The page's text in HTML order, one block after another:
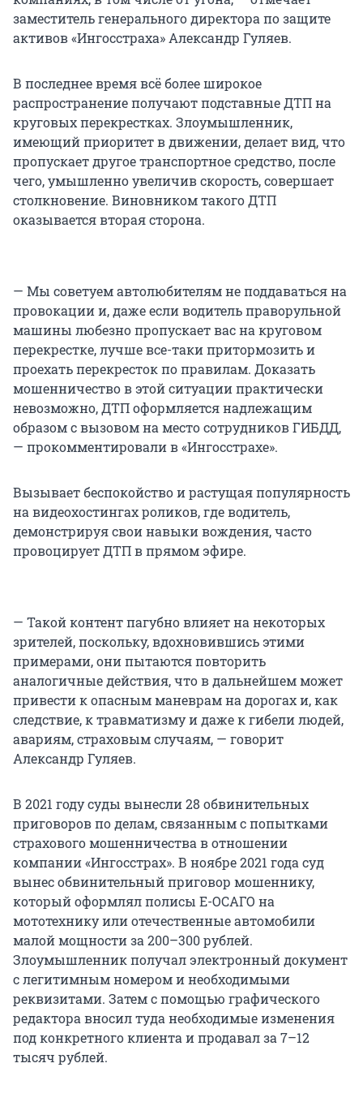
заместитель генерального директора по защите
активов «Ингосстраха» Александр Гуляев.
В последнее время всё более широкое
распространение получают подставные ДТП на
круговых перекрестках. Злоумышленник,
имеющий приоритет в движении, делает вид, что
пропускает другое транспортное средство, после
чего, умышленно увеличив скорость, совершает
столкновение. Виновником такого ДТП
оказывается вторая сторона.
— Мы советуем автолюбителям не поддаваться на
провокации и, даже если водитель праворульной
машины любезно пропускает вас на круговом
перекрестке, лучше все-таки притормозить и
проехать перекресток по правилам. Доказать
мошенничество в этой ситуации практически
невозможно, ДТП оформляется надлежащим
образом с вызовом на место сотрудников ГИБДД,
— прокомментировали в «Ингосстрахе».
Вызывает беспокойство и растущая популярность
на видеохостингах роликов, где водитель,
демонстрируя свои навыки вождения, часто
провоцирует ДТП в прямом эфире.
— Такой контент пагубно влияет на некоторых
зрителей, поскольку, вдохновившись этими
примерами, они пытаются повторить
аналогичные действия, что в дальнейшем может
привести к опасным маневрам на дорогах и, как
следствие, к травматизму и даже к гибели людей,
авариям, страховым случаям, — говорит
Александр Гуляев.
В 2021 году суды вынесли 28 обвинительных
приговоров по делам, связанным с попытками
страхового мошенничества в отношении
компании «Ингосстрах». В ноябре 2021 года суд
вынес обвинительный приговор мошеннику,
который оформлял полисы Е-ОСАГО на
мототехнику или отечественные автомобили
малой мощности за 200–300 рублей.
Злоумышленник получал электронный документ
с легитимным номером и необходимыми
реквизитами. Затем с помощью графического
редактора вносил туда необходимые изменения
под конкретного клиента и продавал за 7–12
тысяч рублей.